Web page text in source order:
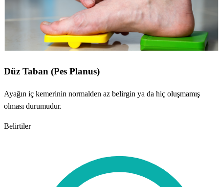
Düz Taban (Pes Planus)
Ayağın iç kemerinin normalden az belirgin ya da hiç oluşmamış
olması durumudur.
Belirtiler